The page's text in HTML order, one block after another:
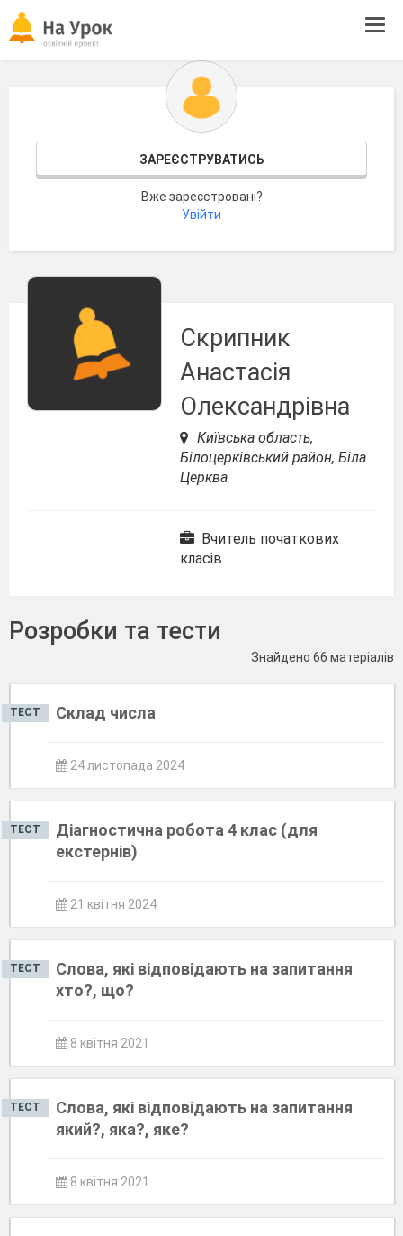
ЗАРЕЄСТРУВАТИСЬ
Вже зареєстровані?
Увійти
Скрипник
Анастасія
Олександрівна
Київська область,
Білоцерківський район, Біла
Церква
Вчитель початкових
класів
Розробки та тести
Знайдено 66 матеріалів
ТЕСТ Склад числа
24 листопада 2024
ТЕСТ
Діагностична робота 4 клас (для
екстернів)
21 квітня 2024
ТЕСТ
Слова, які відповідають на запитання
хто?, що?
8 квітня 2021
ТЕСТ
Слова, які відповідають на запитання
який?, яка?, яке?
8 квітня 2021